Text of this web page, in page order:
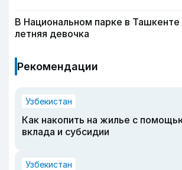
В Национальном парке в Ташкенте
летняя девочка
Рекомендации
Узбекистан
Как накопить на жилье с
вклада и субсидии
Узбекистан